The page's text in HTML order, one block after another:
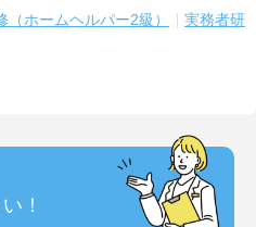
ホームヘルパー2級）
実務者研
！